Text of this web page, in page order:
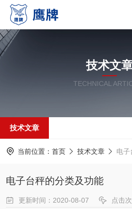
技术文
TECHNICAL
技术文章
当前位置： 首页 技术文章 电子
电子台秤的分类及功能
更新时间：2020-08-07 点击